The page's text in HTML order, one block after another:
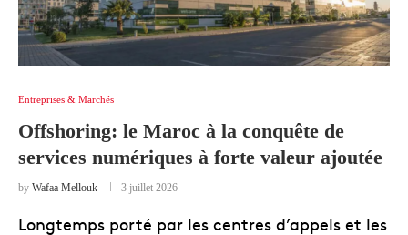
Entreprises & Marchés
Offshoring: le Maroc à la conquête de
services numériques à forte valeur ajoutée
by Wafaa Mellouk 3 juillet 2026
Longtemps porté par les centres d’appels et les